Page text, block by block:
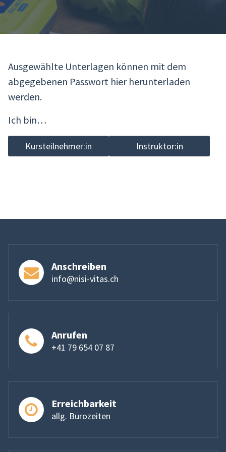
Ausgewählte Unterlagen können mit dem
abgegebenen Passwort hier herunterladen
werden.
Ich bin…
Kursteilnehmer:in Instruktor:in
Anschreiben
info@nisi-vitas.ch
Anrufen
+41 79 654 07 87
Erreichbarkeit
allg. Bürozeiten